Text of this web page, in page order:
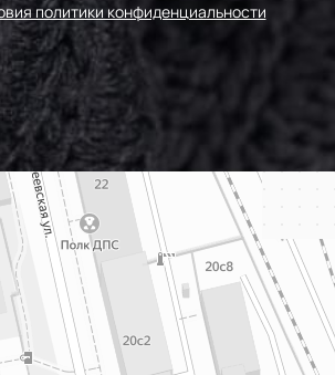
МП-20-F201/2
МП-20-249/1
МП-20-198
МП-20-203/2
МП-20-193
МП-20-
249/2
МП-20-245
политики конфиденциальности